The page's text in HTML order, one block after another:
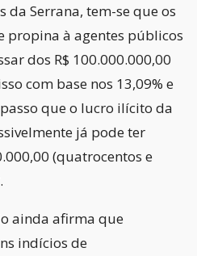
da Serrana, tem-se que os
propina à agentes públicos
dos R$ 100.000.000,00
com base nos 13,09% e
que o lucro ilícito da
já pode ter
(quatrocentos e
ainda afirma que
indícios de